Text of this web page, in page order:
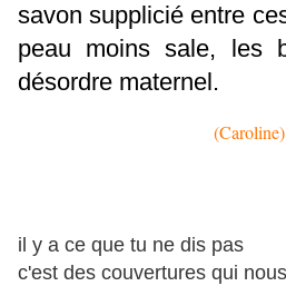
savonsupplicié entre
peau moins sale, les
désordre maternel.
(Caroline)
il y a ce que tu ne dis pas
c'est des couvertures qui